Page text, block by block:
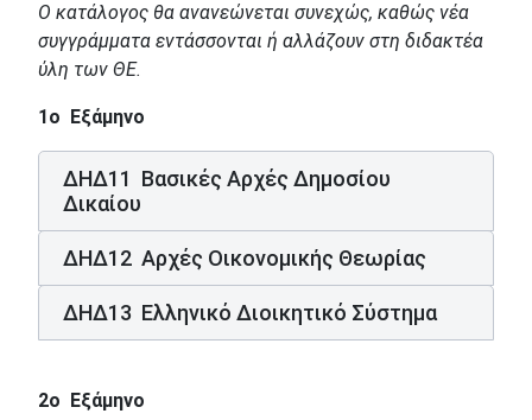
Ο κατάλογος θα ανανεώνεται συνεχώς, καθώς νέα
συγγράμματα εντάσσονται ή αλλάζουν στη διδακτέα
ύλη των ΘΕ.
1ο Εξάμηνο
ΔΗΔ11 Βασικές Αρχές Δημοσίου
Δικαίου
ΔΗΔ12 Αρχές Οικονομικής Θεωρίας
ΔΗΔ13 Ελληνικό Διοικητικό Σύστημα
2ο Εξάμηνο